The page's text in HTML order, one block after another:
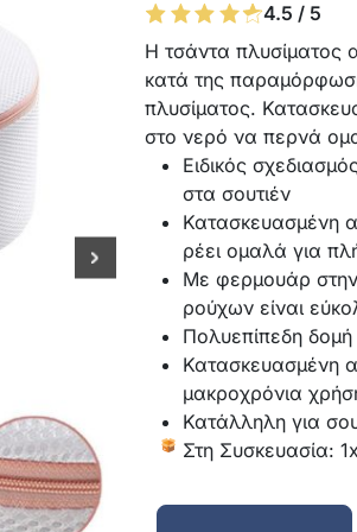
4.5 / 5
Η τσάντα πλυσίματος
κατά της
πλυσίματος.
στο νερό να περνά
Ειδικός
στα σουτιέν
Κατασκευασμένη
ρέει ομαλά για
Με φερμουάρ
ρούχων είναι
Πολυεπίπεδη δομή
Κατασκευασμένη
μακροχρόνια
Κατάλληλη για
Στη Συσκευασία: